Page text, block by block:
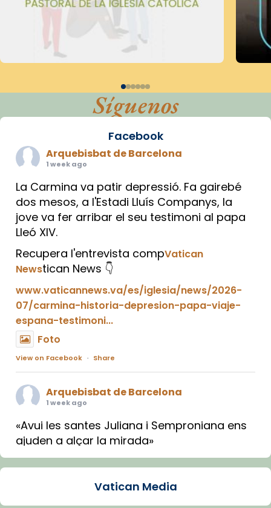
Síguenos
Facebook
Arquebisbat de Barcelona
1 week ago
La Carmina va patir depressió. Fa gairebé
dos mesos, a l'Estadi Lluís Companys, la
jove va fer arribar el seu testimoni al papa
Lleó XIV.
Recupera l'entrevista compVatican
Newstican News 👇
www.vaticannews.va/es/iglesia/news/2026-
07/carmina-historia-depresion-papa-viaje-
espana-testimoni...
Foto
View on Facebook · Share
Arquebisbat de Barcelona
1 week ago
«Avui les santes Juliana i Semproniana ens
ajuden a alçar la mirada»
Mons. Sergi Gordo, bisbe de Tortosa, ha
Santes de Mataró.Vatican Media